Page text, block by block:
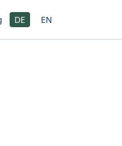
DE EN